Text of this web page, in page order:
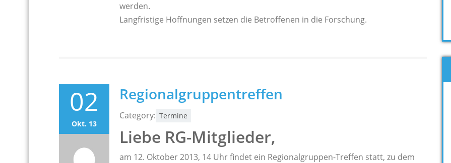
werden.
Langfristige Hoffnungen setzen die Betroffenen in die Forschung.
02
Okt. 13
Regionalgruppentreffen
Category: Termine
Liebe RG-Mitglieder,
am 12. Oktober 2013, 14 Uhr findet ein Regionalgruppen-Treffen statt, zu dem